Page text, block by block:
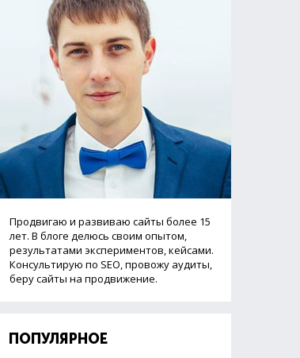
Продвигаю и развиваю сайты более 15
лет. В блоге делюсь своим опытом,
результатами экспериментов, кейсами.
Консультирую по SEO, провожу аудиты,
беру сайты на продвижение.
ПОПУЛЯРНОЕ